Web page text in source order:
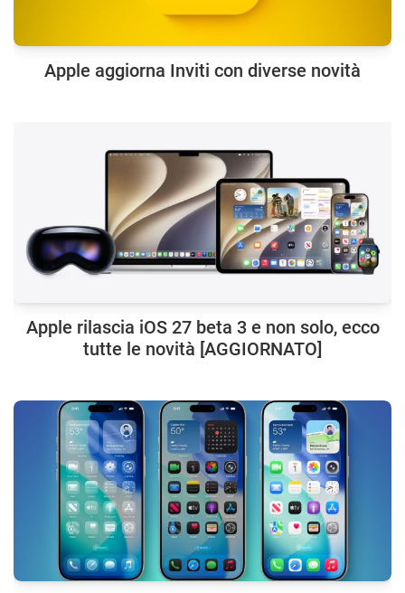
Apple aggiorna Inviti con diverse novità
Apple rilascia iOS 27 beta 3 e non solo, ecco
tutte le novità [AGGIORNATO]